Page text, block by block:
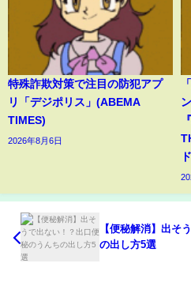
特殊詐欺対策で注目の防犯アプ
リ「デジポリス」(ABEMA
TIMES)
2026年8月6日
【便秘解消】出そ
の出し方5選